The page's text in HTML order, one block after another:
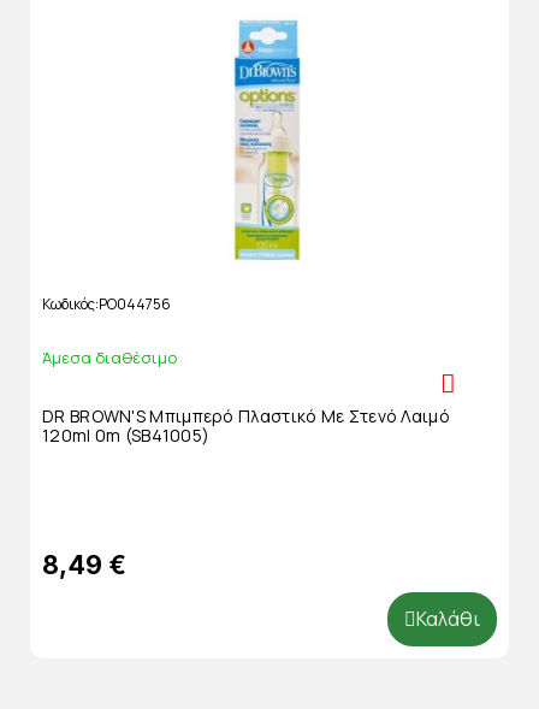
Κωδικός PO044756
Άμεσα διαθέσιμο
DR BROWN'S Μπιμπερό Πλαστικό Με Στενό Λαιμό
120ml 0m (SB41005)
8,49 €
Καλάθι